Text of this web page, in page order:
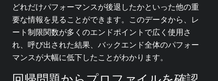
どれだけパフォーマンスが後退したかといった他の重
要な情報を見ることができます。このデータから、レ
ート制限関数が多くのエンドポイントで広く使用さ
れ、呼び出された結果、バックエンド全体のパフォー
マンスが大幅に低下したことがわかります。